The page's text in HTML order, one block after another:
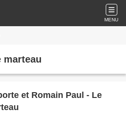
MENU
marteau
et Romain Paul - Le